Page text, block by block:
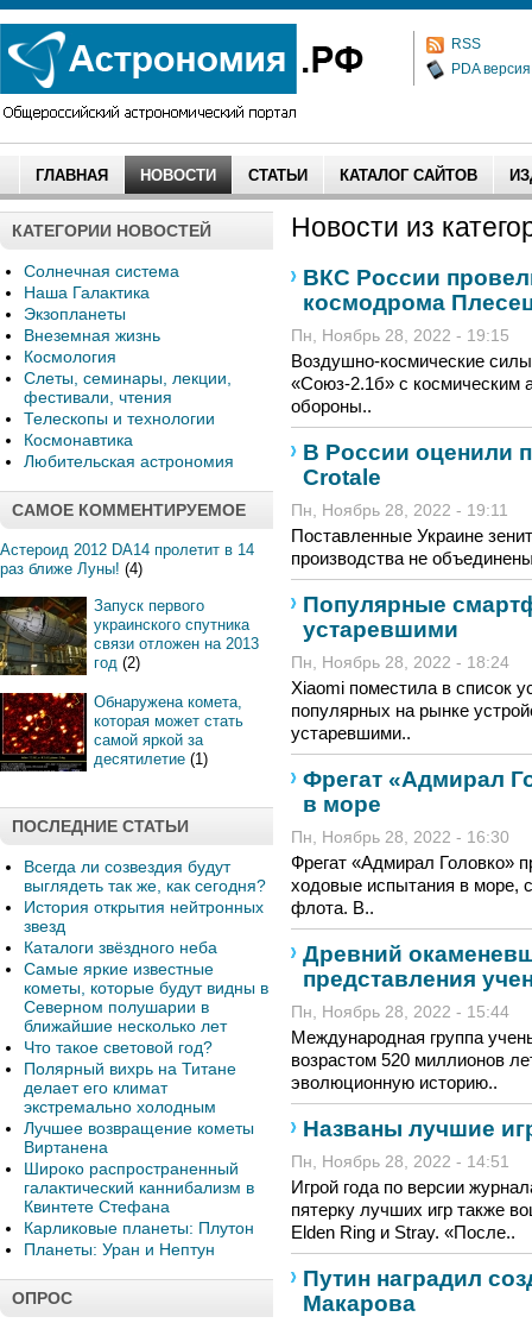
RSS
PDA версия
ГЛАВНАЯ НОВОСТИ СТАТЬИ КАТАЛОГ САЙТОВ
КАТЕГОРИИ НОВОСТЕЙ
Солнечная система
Наша Галактика
Экзопланеты
Внеземная жизнь
Космология
Слеты, семинары, лекции,
фестивали, чтения
Телескопы и технологии
Космонавтика
Любительская астрономия
САМОЕ КОММЕНТИРУЕМОЕ
Астероид 2012 DA14 пролетит в 14
раз ближе Луны! (4)
Запуск первого
украинского спутника
связи отложен на 2013
год (2)
Обнаружена комета,
которая может стать
самой яркой за
десятилетие (1)
ПОСЛЕДНИЕ СТАТЬИ
Всегда ли созвездия будут
выглядеть так же, как сегодня?
История открытия нейтронных
звезд
Каталоги звёздного неба
Самые яркие известные
кометы, которые будут видны в
Северном полушарии в
ближайшие несколько лет
Что такое световой год?
Полярный вихрь на Титане
делает его климат
экстремально холодным
Лучшее возвращение кометы
Виртанена
Широко распространенный
галактический каннибализм в
Квинтете Стефана
Карликовые планеты: Плутон
Планеты: Уран и Нептун
ОПРОС
Новости из
ВКС России
космодрома
Пн, Ноябрь 28, 2022 - 19:15
Воздушно-космические
«Союз-2.1б» с космическим
обороны..
В России оценили
Crotale
Пн, Ноябрь 28, 2022 - 19:11
Поставленные Украине
производства не
Популярные
устаревшими
Пн, Ноябрь 28, 2022 - 18:24
Xiaomi поместила в список
популярных на рынке
устаревшими..
Фрегат «Адмирал
в море
Пн, Ноябрь 28, 2022 - 16:30
Фрегат «Адмирал Головко»
ходовые испытания в море,
флота. В..
Древний
представления
Пн, Ноябрь 28, 2022 - 15:44
Международная группа
возрастом 520 миллионов
эволюционную историю..
Названы лучшие
Пн, Ноябрь 28, 2022 - 14:51
Игрой года по версии
пятерку лучших игр также
Elden Ring и Stray. «После..
Путин наградил
Макарова